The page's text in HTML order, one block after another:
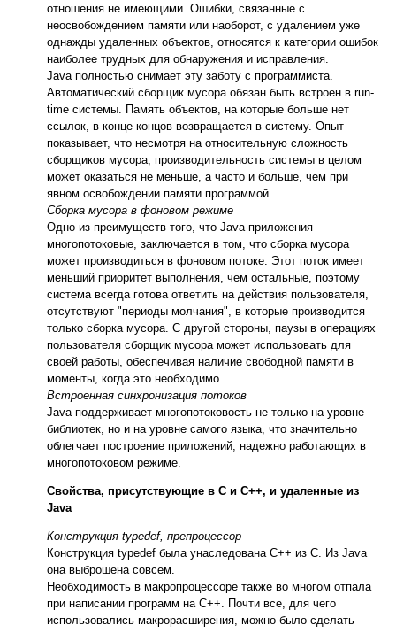
отношения не имеющими. Ошибки, связанные с
неосвобождением памяти или наоборот, с удалением уже
однажды удаленных объектов, относятся к категории ошибок
наиболее трудных для обнаружения и исправления.
Java полностью снимает эту заботу с программиста.
Автоматический сборщик мусора обязан быть встроен в run-
time системы. Память объектов, на которые больше нет
ссылок, в конце концов возвращается в систему. Опыт
показывает, что несмотря на относительную сложность
сборщиков мусора, производительность системы в целом
может оказаться не меньше, а часто и больше, чем при
явном освобождении памяти программой.
Сборка мусора в фоновом режиме
Одно из преимуществ того, что Java-приложения
многопотоковые, заключается в том, что сборка мусора
может производиться в фоновом потоке. Этот поток имеет
меньший приоритет выполнения, чем остальные, поэтому
система всегда готова ответить на действия пользователя,
отсутствуют "периоды молчания", в которые производится
только сборка мусора. С другой стороны, паузы в операциях
пользователя сборщик мусора может использовать для
своей работы, обеспечивая наличие свободной памяти в
моменты, когда это необходимо.
Встроенная синхронизация потоков
Java поддерживает многопотоковость не только на уровне
библиотек, но и на уровне самого языка, что значительно
облегчает построение приложений, надежно работающих в
многопотоковом режиме.
Свойства, присутствующие в С и С++, и удаленные из
Java
Конструкция typedef, препроцессор
Конструкция typedef была унаследована С++ из С. Из Java
она выброшена совсем.
Необходимость в макропроцессоре также во многом отпала
при написании программ на С++. Почти все, для чего
использовались макрорасширения, можно было сделать